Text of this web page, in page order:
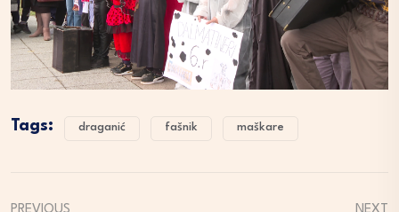
Tags: draganić fašnik maškare